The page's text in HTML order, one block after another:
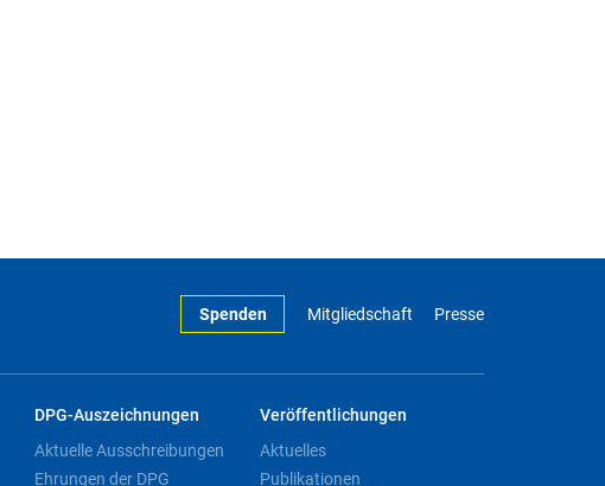
Spenden Mitgliedschaft Presse
DPG-Auszeichnungen
Aktuelle Ausschreibungen
Ehrungen der DPG
Veröffentlichungen
Aktuelles
Publikationen